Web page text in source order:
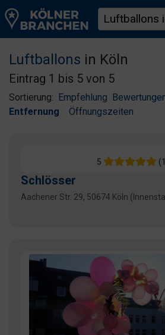
Luftballons in Köln
Eintrag 1 bis 5 von 5
Sortierung: Empfehlung
Entfernung
Öffnungszeiten
5
Schlösser
Aachener Str. 29, 50674 Köln